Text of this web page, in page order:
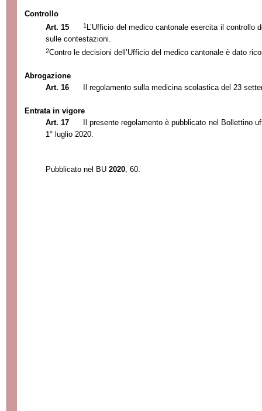
Controllo
Art. 15
1
L’Ufficio del medico cantonale esercita il controllo
sulle contestazioni.
2Contro le decisioni dell’Ufficio del medico cantonale è dato
Abrogazione
Art. 16
Il regolamento sulla medicina scolastica del 23
Entrata in vigore
Art. 17
Il presente regolamento è pubblicato nel Bollettino
1° luglio 2020.
Pubblicato nel BU 2020 , 60.